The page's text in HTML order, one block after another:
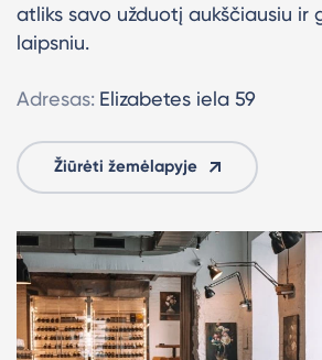
atliks savo užduotį aukščiausiu ir
laipsniu.
Adresas: Elizabetes iela 59
Žiūrėti žemėlapyje